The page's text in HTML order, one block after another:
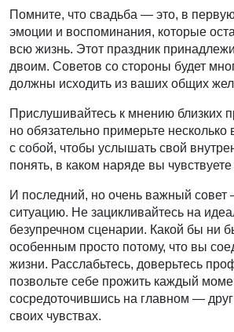
Помните, что свадьба — это, в
эмоции и воспоминания, которые
всю жизнь. Этот праздник
двоим. Советов со стороны будет
должны исходить из ваших общих
Прислушивайтесь к мнению близких
но обязательно примерьте
с собой, чтобы услышать свой
понять, в каком наряде вы
И последний, но очень важный совет
ситуацию. Не зацикливайтесь на
безупречном сценарии. Какой бы ни
особенным просто потому, что вы
жизни. Расслабьтесь, доверьтесь
позвольте себе прожить каждый
сосредоточившись на главном — друг
своих чувствах.